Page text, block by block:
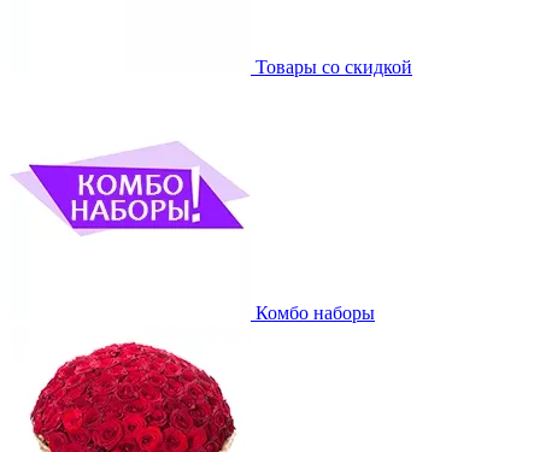
Товары со скидкой
Комбо наборы